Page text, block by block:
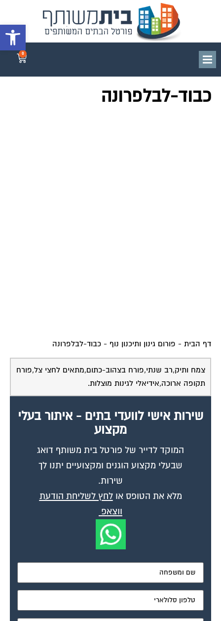
פתח
כבוד-לבלפרונה
צמח ותיק,רב שנתי,פורח בצהוב-כתום,מתאים לחצי צל,פורח
תקופה ארוכה,אידיאלי לגינות מוצלות.
מקצוע
המוקד לדייר של פורטל בית משותף דואג
שבעלי מקצוע הוגנים ומקצועיים יתנו לך
שירות.
מלא את הטופס אולחץ לשליחת הודעת
ווצאפ